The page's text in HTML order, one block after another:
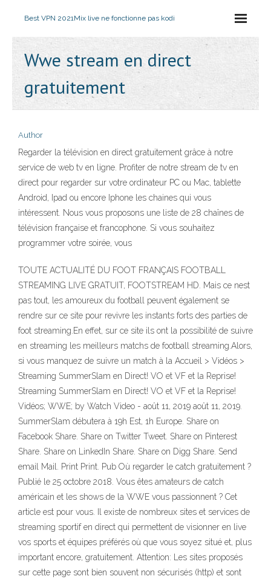
Best VPN 2021Mix live ne fonctionne pas kodi
Wwe stream en direct
gratuitement
Author
Regarder la télévision en direct gratuitement grâce à notre
service de web tv en ligne. Profiter de notre stream de tv en
direct pour regarder sur votre ordinateur PC ou Mac, tablette
Android, Ipad ou encore Iphone les chaines qui vous
intéressent. Nous vous proposons une liste de 28 chaînes de
télévision française et francophone. Si vous souhaitez
programmer votre soirée, vous
TOUTE ACTUALITÉ DU FOOT FRANÇAIS FOOTBALL
STREAMING LIVE GRATUIT, FOOTSTREAM HD. Mais ce nest
pas tout, les amoureux du football peuvent également se
rendre sur ce site pour revivre les instants forts des parties de
foot streaming.En effet, sur ce site ils ont la possibilité de suivre
en streaming les meilleurs matchs de football streaming.Alors,
si vous manquez de suivre un match à la Accueil > Vidéos >
Streaming SummerSlam en Direct! VO et VF et la Reprise!
Streaming SummerSlam en Direct! VO et VF et la Reprise!
Vidéos; WWE; by Watch Video - août 11, 2019 août 11, 2019.
SummerSlam débutera à 19h Est, 1h Europe. Share on
Facebook Share. Share on Twitter Tweet. Share on Pinterest
Share. Share on LinkedIn Share. Share on Digg Share. Send
email Mail. Print Print. Pub Où regarder le catch gratuitement ?
Publié le 25 octobre 2018. Vous êtes amateurs de catch
américain et les shows de la WWE vous passionnent ? Cet
article est pour vous. Il existe de nombreux sites et services de
streaming sportif en direct qui permettent de visionner en live
vos sports et équipes préférés où que vous soyez situé et, plus
important encore, gratuitement. Attention: Les sites proposés
sur cette page sont bien souvent non sécurisés (http) et sont